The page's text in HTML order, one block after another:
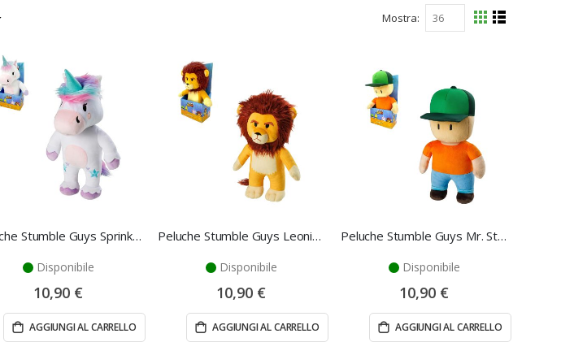
Imposta
direzione
crescente
Mostra
Mostra
Griglia
Lista
Peluche Stumble Guys Sprinkles 30 cm in Morbido Tessuto
Disponibile
10,90 €
AGGIUNGI AL CARRELLO
Peluche Stumble Guys Leonidas 30 cm in Morbido Tessuto
Disponibile
10,90 €
AGGIUNGI AL CARRELLO
Peluche Stumble Guys Mr. Stumble 30 cm in Morbido Tessuto
Disponibile
10,90 €
AGGIUNGI AL CARRELLO